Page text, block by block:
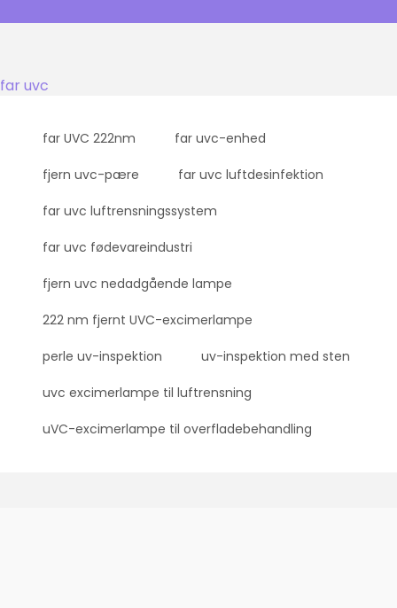
far uvc
far UVC 222nm far uvc-enhed
fjern uvc-pære far uvc luftdesinfektion
far uvc luftrensningssystem
far uvc fødevareindustri
fjern uvc nedadgående lampe
222 nm fjernt UVC-excimerlampe
perle uv-inspektion uv-inspektion med sten
uvc excimerlampe til luftrensning
uVC-excimerlampe til overfladebehandling